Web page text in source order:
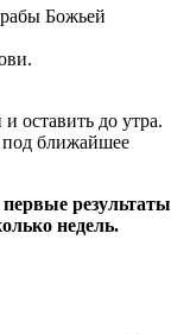
Божьей
оставить до утра.
под ближайшее
результаты
недель.